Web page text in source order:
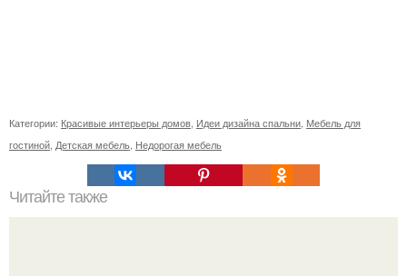
Категории: Красивые интерьеры домов Идеи дизайна спальни Мебель для
гостиной Детская мебель Недорогая мебель
Читайте также